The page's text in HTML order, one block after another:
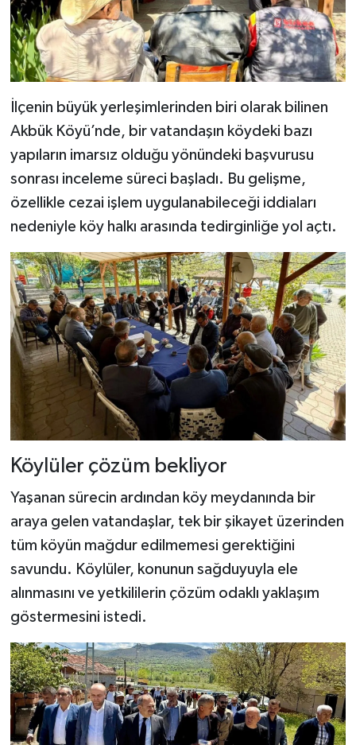
İlçenin büyük yerleşimlerinden biri olarak bilinen
Akbük Köyü’nde, bir vatandaşın köydeki bazı
yapıların imarsız olduğu yönündeki başvurusu
sonrası inceleme süreci başladı. Bu gelişme,
özellikle cezai işlem uygulanabileceği iddiaları
nedeniyle köy halkı arasında tedirginliğe yol açtı.
Köylüler çözüm bekliyor
Yaşanan sürecin ardından köy meydanında bir
araya gelen vatandaşlar, tek bir şikayet üzerinden
tüm köyün mağdur edilmemesi gerektiğini
savundu. Köylüler, konunun sağduyuyla ele
alınmasını ve yetkililerin çözüm odaklı yaklaşım
göstermesini istedi.
Ulusal Haberler
Teknoloji Haberleri
Siyaset Haberleri
Dünya Haberleri
Yerel Haberler
Haber Arşivi